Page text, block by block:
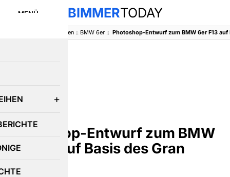
MENÜ BIMMERTODAY
Baureihen:: BMW 6er::
Photoshop-Entwurf zum BMW
6er F13 auf Basis des Gran
Coupé